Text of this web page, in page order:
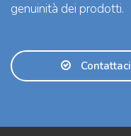
genuinità dei prodotti.
Contattaci